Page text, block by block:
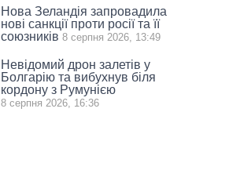
Нова Зеландія запровадила
нові санкції проти росії та її
союзників 8 серпня 2026, 13:49
Невідомий дрон залетів у
Болгарію та вибухнув біля
кордону з Румунією
8 серпня 2026, 16:36